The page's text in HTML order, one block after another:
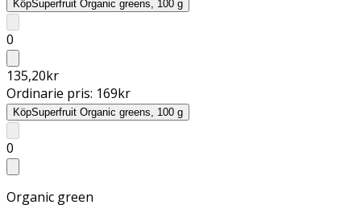
KöpSuperfruit Organic greens, 100 g
0
135,20kr
Ordinarie pris: 169kr
KöpSuperfruit Organic greens, 100 g
0
Organic green